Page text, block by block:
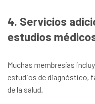
4. Servicios
estudios
Muchas membresías
estudios de diagnóstico,
de la salud.